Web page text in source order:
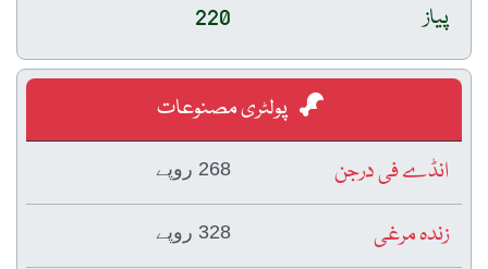
پیاز
220
پولٹری مصنوعات
انڈے فی درجن
268 روپے
زندہ مرغی 328 روپے